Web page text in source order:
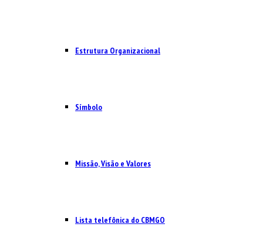
Estrutura Organizacional
Símbolo
Missão, Visão e Valores
Lista telefônica do CBMGO